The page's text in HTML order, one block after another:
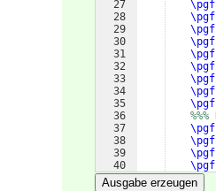
27
28
29
30
31
32
33
34
35
36
37
38
39
40
41
%%%
Ausgabe erzeugen